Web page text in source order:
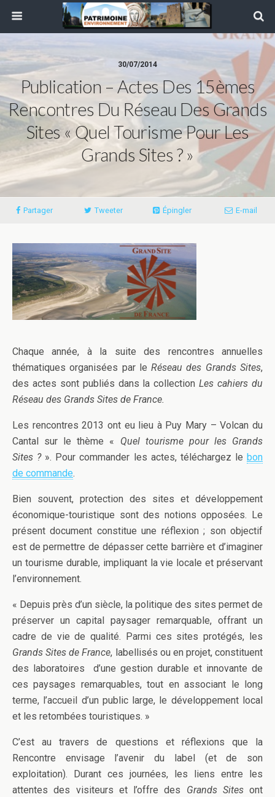
30/07/2014
Publication – Actes Des 15èmes
Rencontres Du Réseau Des Grands
Sites « Quel Tourisme Pour Les
Grands Sites ? »
Partager Tweeter Épingler E-mail
Chaque année, à la suite des rencontres annuelles
thématiques organisées par leRéseau des Grands Sites,
des actes sont publiés dans la collectionLes cahiers du
Réseau des Grands Sites de France.
Les rencontres 2013 ont eu lieu à Puy Mary – Volcan du
Cantal sur le thème « Quel tourisme pour les Grands
Sites ? ». Pour commander les actes, téléchargez lebon
de commande.
Bien souvent, protection des sites et développement
économique-touristique sont des notions opposées. Le
présent document constitue une réflexion ; son objectif
est de permettre de dépasser cette barrière et d’imaginer
un tourisme durable, impliquant la vie locale et préservant
l’environnement.
« Depuis près d’un siècle, la politique des sites permet de
préserver un capital paysager remarquable, offrant un
cadre de vie de qualité. Parmi ces sites protégés, les
Grands Sites de France, labellisés ou en projet, constituent
des laboratoires d’une gestion durable et innovante de
ces paysages remarquables, tout en associant le long
terme, l’accueil d’un public large, le développement local
et les retombées touristiques. »
C’est au travers de questions et réflexions que la
Rencontre envisage l’avenir du label (et de son
exploitation). Durant ces journées, les liens entre les
attentes des visiteurs et l’offre des Grands Sitesont